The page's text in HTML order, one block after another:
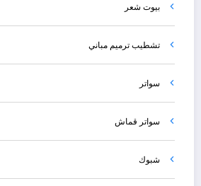
بيوت شعر
تشطيب ترميم مباني
سواتر
سواتر قماش
شبوك